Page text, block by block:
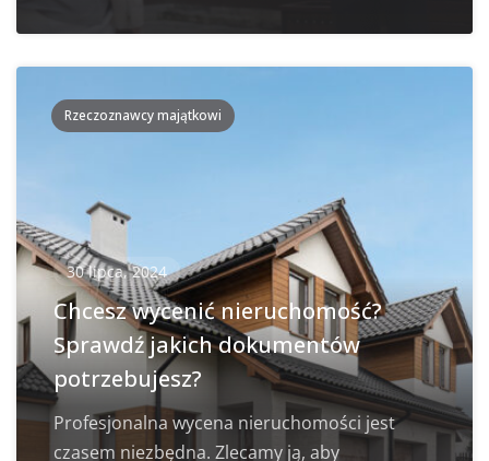
Rzeczoznawcy majątkowi
30 lipca, 2024
Chcesz wycenić nieruchomość?
Sprawdź jakich dokumentów
potrzebujesz?
Profesjonalna wycena nieruchomości jest
czasem niezbędna. Zlecamy ją, aby